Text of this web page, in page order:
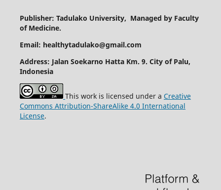
Publisher: Tadulako University, Managed by Faculty
of Medicine.
Email: healthytadulako@gmail.com
Address: Jalan Soekarno Hatta Km. 9. City of Palu,
Indonesia
This work is licensed under a Creative
Commons Attribution-ShareAlike 4.0 International
License.